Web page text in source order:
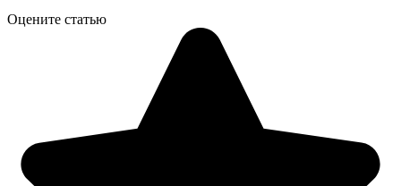
Оцените статью